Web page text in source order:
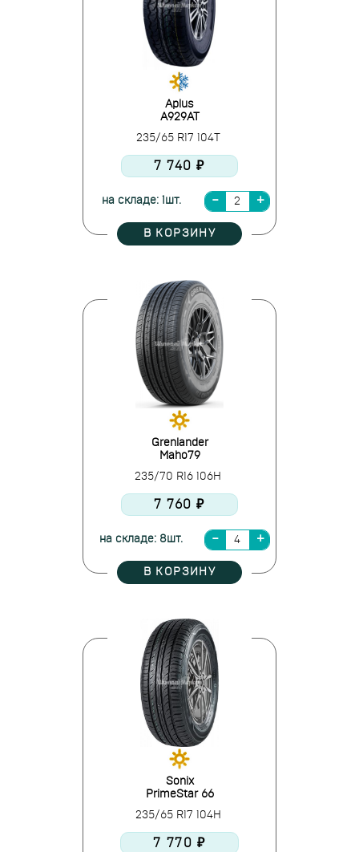
Aplus
A929AT
235/65 R17 104T
7 740 ₽
на складе: 1шт.
В КОРЗИНУ
Grenlander
Maho79
235/70 R16 106H
7 760 ₽
на складе: 8шт.
В КОРЗИНУ
Sonix
PrimeStar 66
235/65 R17 104H
7 770 ₽